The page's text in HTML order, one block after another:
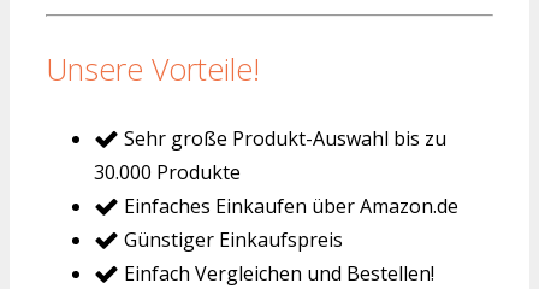
Unsere Vorteile!
Sehr große Produkt-Auswahl bis zu
30.000 Produkte
Einfaches Einkaufen über Amazon.de
Günstiger Einkaufspreis
Einfach Vergleichen und Bestellen!